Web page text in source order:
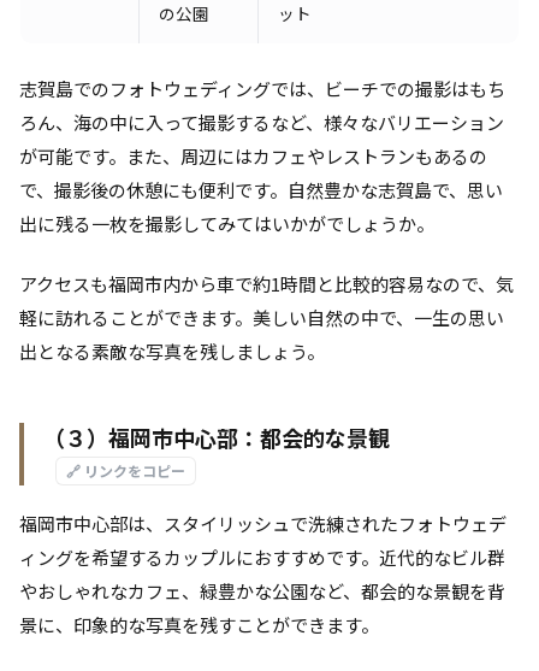
の公園
ット
志賀島でのフォトウェディングでは、ビーチでの撮影はもち
ろん、海の中に入って撮影するなど、様々なバリエーション
が可能です。また、周辺にはカフェやレストランもあるの
で、撮影後の休憩にも便利です。自然豊かな志賀島で、思い
出に残る一枚を撮影してみてはいかがでしょうか。
アクセスも福岡市内から車で約1時間と比較的容易なので、気
軽に訪れることができます。美しい自然の中で、一生の思い
出となる素敵な写真を残しましょう。
（３）福岡市中心部：都会的な景観
🔗 リンクをコピー
福岡市中心部は、スタイリッシュで洗練されたフォトウェデ
ィングを希望するカップルにおすすめです。近代的なビル群
やおしゃれなカフェ、緑豊かな公園など、都会的な景観を背
景に、印象的な写真を残すことができます。